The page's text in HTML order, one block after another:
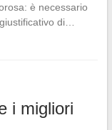
è necessario
di…
i migliori